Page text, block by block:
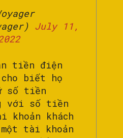
July 11,
tiền điện
biết họ
số tiền
với số tiền
khoản khách
tài khoản